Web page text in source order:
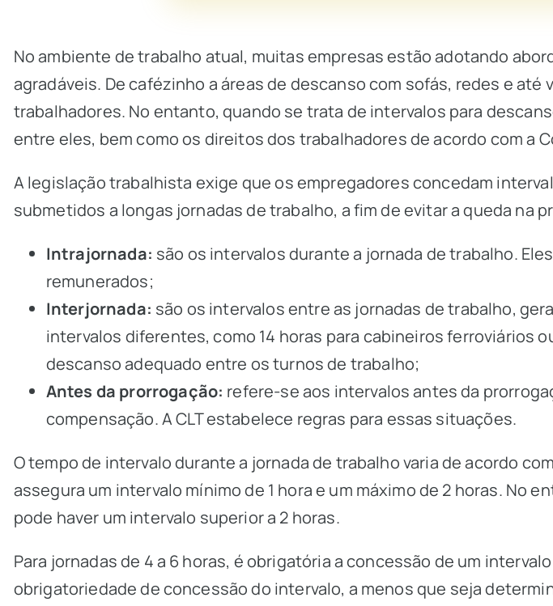
No ambiente de trabalho atual, muitas empresas estão adotando
agradáveis. De cafézinho a áreas de descanso com sofás, redes e
trabalhadores. No entanto, quando se trata de intervalos para
entre eles, bem como os direitos dos trabalhadores de acordo com a
A legislação trabalhista exige que os empregadores concedam
submetidos a longas jornadas de trabalho, a fim de evitar a queda
Intrajornada: são os intervalos durante a jornada de trabalho.
remunerados;
Interjornada: são os intervalos entre as jornadas de trabalho,
intervalos diferentes, como 14 horas para cabineiros ferroviários
descanso adequado entre os turnos de trabalho;
Antes da prorrogação: refere-se aos intervalos antes da
compensação. A CLT estabelece regras para essas situações.
O tempo de intervalo durante a jornada de trabalho varia de acordo
assegura um intervalo mínimo de 1 hora e um máximo de 2 horas. No
pode haver um intervalo superior a 2 horas.
Para jornadas de 4 a 6 horas, é obrigatória a concessão de um
obrigatoriedade de concessão do intervalo, a menos que seja